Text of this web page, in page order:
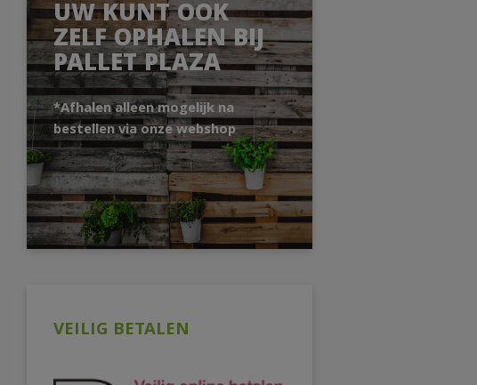
UW KUNT OOK
ZELF OPHALEN BIJ
PALLET PLAZA
*Afhalen alleen mogelijk na
bestellen via onze webshop
VEILIG BETALEN